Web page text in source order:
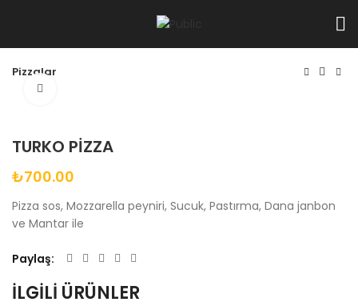
Pizzalar
TURKO PİZZA
₺700.00
Pizza sos, Mozzarella peyniri, Sucuk, Pastırma, Dana janbon
ve Mantar ile
Paylaş
İLGILI ÜRÜNLER